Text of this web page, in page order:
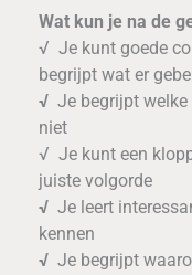
Wat kun je na de
√ Je kunt goede
begrijpt wat er
√ Je begrijpt
niet
√ Je kunt een
juiste volgorde
√ Je leert
kennen
√ Je begrijpt